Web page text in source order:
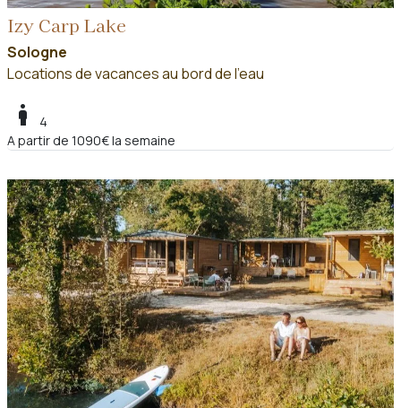
Izy Carp Lake
Sologne
Locations de vacances au bord de l'eau
boy
4
A partir de 1090€ la semaine